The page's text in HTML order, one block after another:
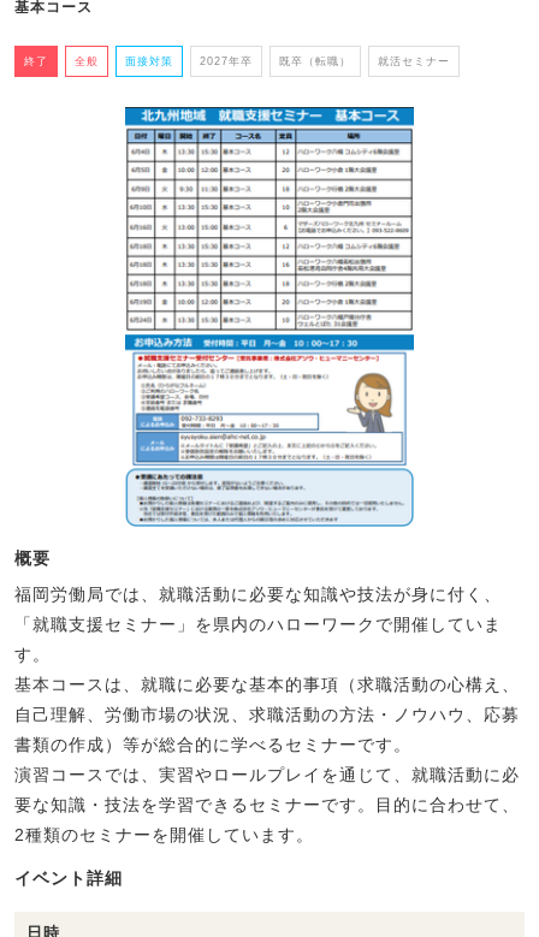
基本コース
終了 全般 面接対策 2027年卒 既卒（転職） 就活セミナー
概要
福岡労働局では、就職活動に必要な知識や技法が身に付く、
「就職支援セミナー」を県内のハローワークで開催していま
す。
基本コースは、就職に必要な基本的事項（求職活動の心構え、
自己理解、労働市場の状況、求職活動の方法・ノウハウ、応募
書類の作成）等が総合的に学べるセミナーです。
演習コースでは、実習やロールプレイを通じて、就職活動に必
要な知識・技法を学習できるセミナーです。目的に合わせて、
2種類のセミナーを開催しています。
イベント詳細
日時